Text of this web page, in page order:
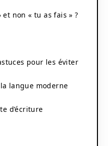
non « tu as fais » ?
pour les éviter
langue moderne
d’écriture